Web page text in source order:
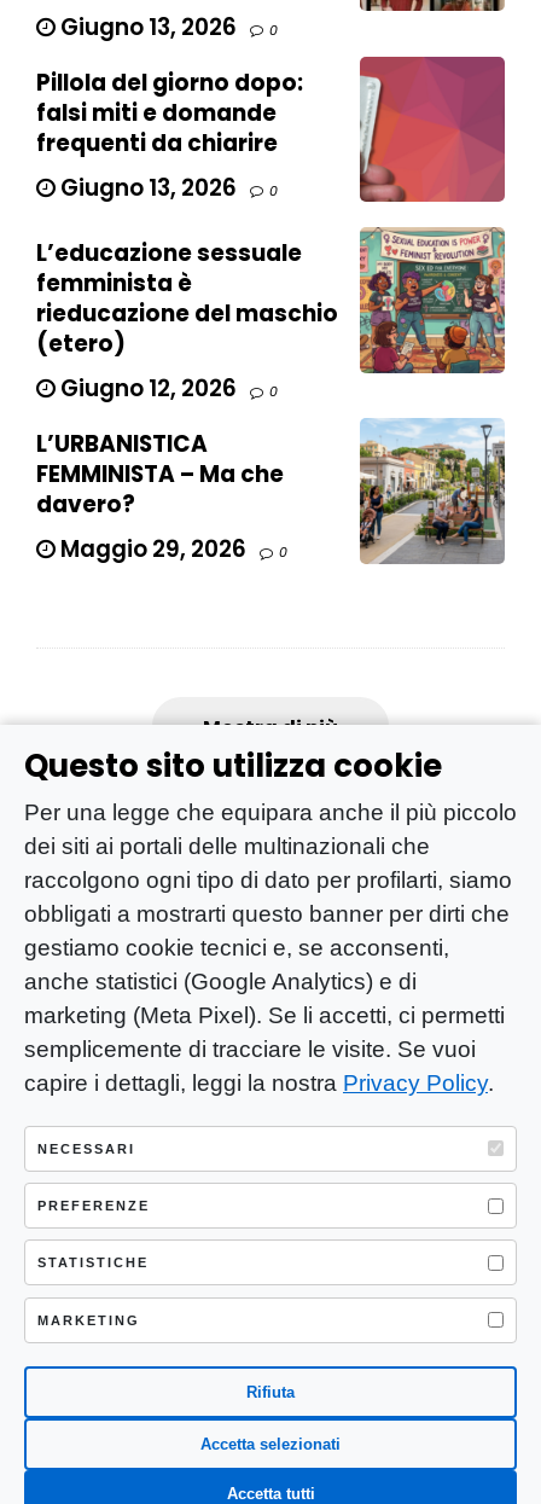
Questo sito utilizza cookie
Per una legge che equipara anche il più piccolo
dei siti ai portali delle multinazionali che
raccolgono ogni tipo di dato per profilarti, siamo
obbligati a mostrarti questo banner per dirti che
gestiamo cookie tecnici e, se acconsenti,
anche statistici (Google Analytics) e di
marketing (Meta Pixel). Se li accetti, ci permetti
semplicemente di tracciare le visite. Se vuoi
capire i dettagli, leggi la nostra Privacy Policy.
NECESSARI
PREFERENZE
STATISTICHE
MARKETING
Rifiuta
Accetta selezionati
Accetta tutti
Giugno 13, 2026
0
Pillola del giorno dopo:
falsi miti e domande
frequenti da chiarire
Giugno 13, 2026
0
L’educazione sessuale
femminista è
rieducazione del maschio
(etero)
Giugno 12, 2026
0
L’URBANISTICA
FEMMINISTA – Ma che
davero?
Maggio 29, 2026
0
Mostra di più
YOU-ng Slow Journalism è una testata
giornalistica di proprietà di Mastino S.R.L.
Registrazione presso Trib. Santa Maria
Capua Vetere (CE) n° 900 del 31/01/2025 |
ISSN 3103-4683
P.IVA: 04755530617
Sede Legale: CASERTA – VIA LORENZO MARIA
NERONI 11 CAP 81100